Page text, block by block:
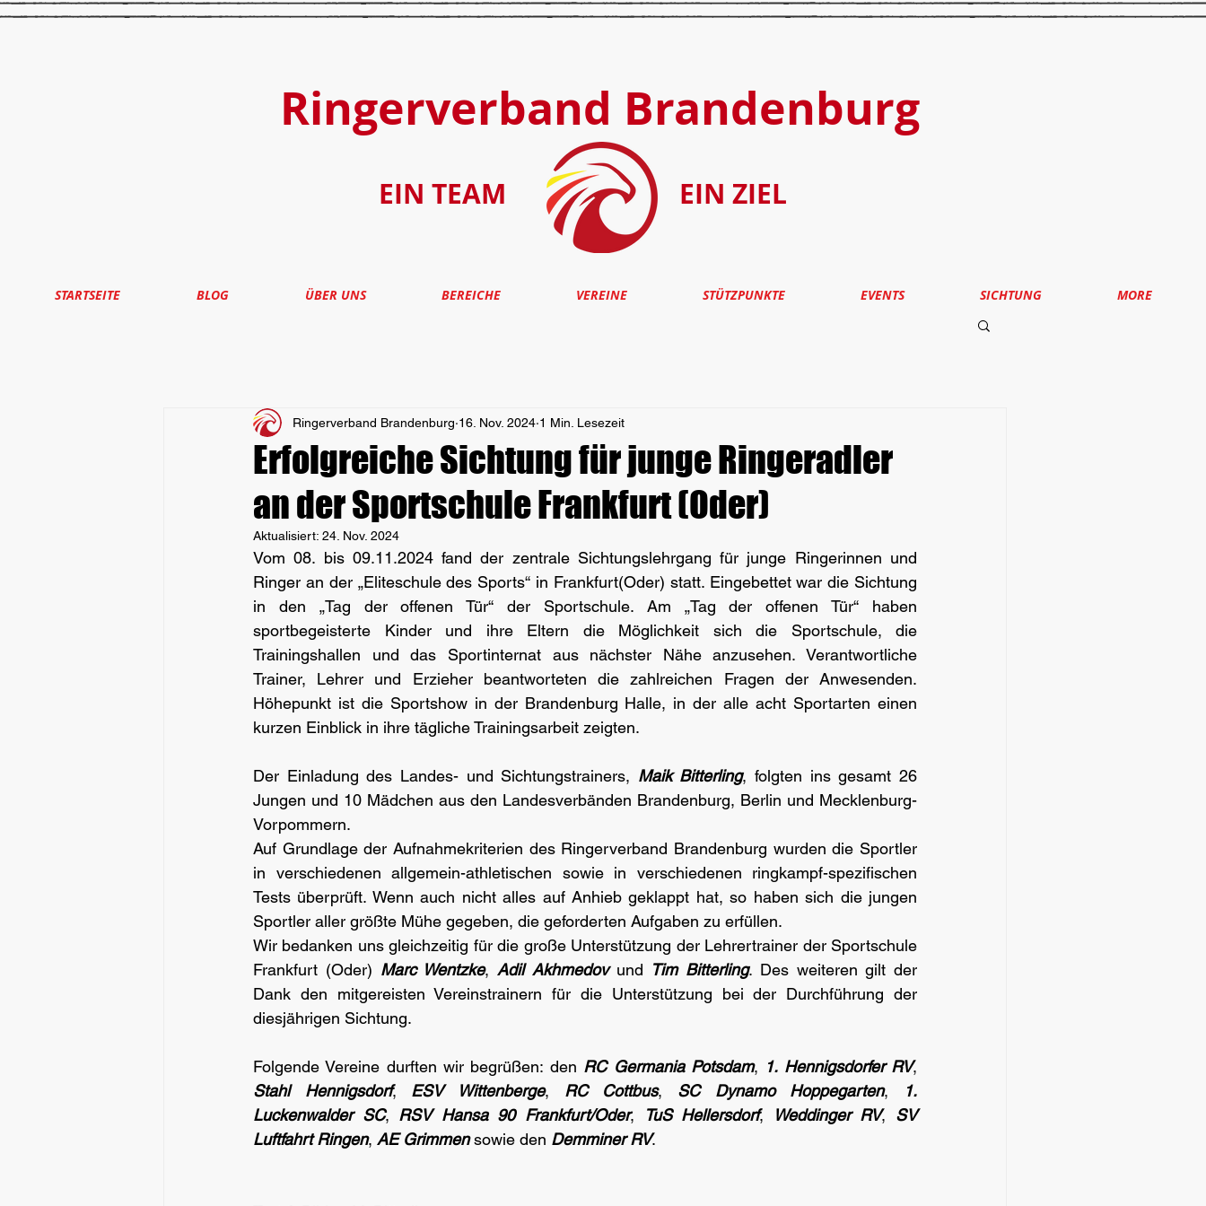
Ringerverband Brandenburg
EIN TEAM EIN ZIEL
STARTSEITE BLOG ÜBER UNS BEREICHE VEREINE STÜTZPUNKTE EVENTS SICHTUNG MORE
Erfolgreiche Sichtung für junge Ringeradler
an der Sportschule Frankfurt (Oder)
Ringerverband Brandenburg 16. Nov. 2024 1 Min. Lesezeit
Aktualisiert: 24. Nov. 2024
Vom 08. bis 09.11.2024 fand der zentrale Sichtungslehrgang für junge Ringerinnen und
Ringer an der „Eliteschule des Sports“ in Frankfurt(Oder) statt. Eingebettet war die Sichtung
in den „Tag der offenen Tür“ der Sportschule. Am „Tag der offenen Tür“ haben
sportbegeisterte Kinder und ihre Eltern die Möglichkeit sich die Sportschule, die
Trainingshallen und das Sportinternat aus nächster Nähe anzusehen. Verantwortliche
Trainer, Lehrer und Erzieher beantworteten die zahlreichen Fragen der Anwesenden.
Höhepunkt ist die Sportshow in der Brandenburg Halle, in der alle acht Sportarten einen
kurzen Einblick in ihre tägliche Trainingsarbeit zeigten.
Der Einladung des Landes- und Sichtungstrainers, Maik Bitterling, folgten ins gesamt 26
Jungen und 10 Mädchen aus den Landesverbänden Brandenburg, Berlin und Mecklenburg-
Vorpommern.
Auf Grundlage der Aufnahmekriterien des Ringerverband Brandenburg wurden die Sportler
in verschiedenen allgemein-athletischen sowie in verschiedenen ringkampf-spezifischen
Tests überprüft. Wenn auch nicht alles auf Anhieb geklappt hat, so haben sich die jungen
Sportler aller größte Mühe gegeben, die geforderten Aufgaben zu erfüllen.
Wir bedanken uns gleichzeitig für die große Unterstützung der Lehrertrainer der Sportschule
Frankfurt (Oder) Marc Wentzke, Adil Akhmedov und Tim Bitterling. Des weiteren gilt der
Dank den mitgereisten Vereinstrainern für die Unterstützung bei der Durchführung der
diesjährigen Sichtung.
Folgende Vereine durften wir begrüßen: den RC Germania Potsdam, 1. Hennigsdorfer RV
Stahl Hennigsdorf, ESV Wittenberge, RC Cottbus, SC Dynamo Hoppegarten,
1.
Luckenwalder SC, RSV Hansa 90 Frankfurt/Oder, TuS Hellersdorf, Weddinger RV, SV
Luftfahrt Ringen, AE Grimmen sowie den Demminer RV.